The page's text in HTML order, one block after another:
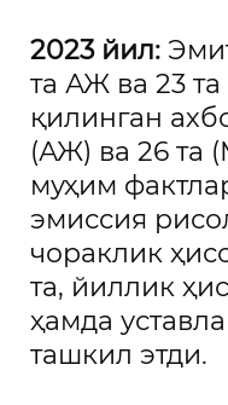
2023 йил:
та АЖ ва 23
қилинган
(АЖ) ва 26 та
муҳим
эмиссия
чораклик
та, йиллик
ҳамда
ташкил этди.